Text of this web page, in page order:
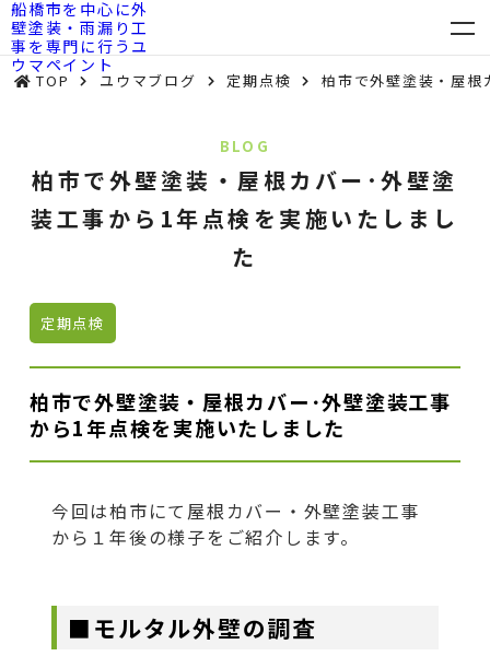
TOP ユウマブログ 定期点検 柏市で外壁塗装・屋
BLOG
柏市で外壁塗装・屋根カバー･外壁塗
装工事から1年点検を実施いたしまし
た
定期点検
柏市で外壁塗装・屋根カバー･外壁塗装工事
から1年点検を実施いたしました
今回は柏市にて屋根カバー・外壁塗装工事
から１年後の様子をご紹介します。
■モルタル外壁の調査